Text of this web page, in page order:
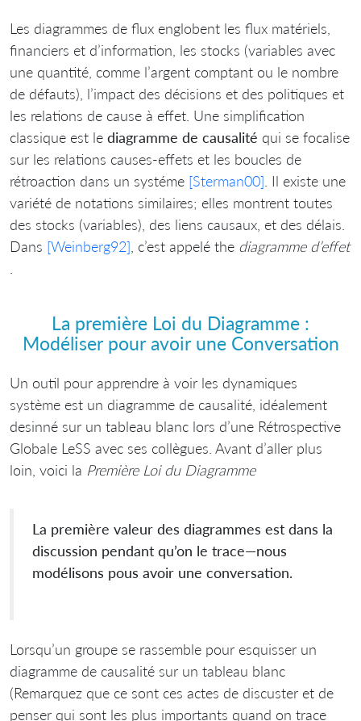
Les diagrammes de flux englobent les flux matériels,
financiers et d’information, les stocks (variables avec
une quantité, comme l’argent comptant ou le nombre
de défauts), l’impact des décisions et des politiques et
les relations de cause à effet. Une simplification
classique est le diagramme de causalité qui se focalise
sur les relations causes-effets et les boucles de
rétroaction dans un systéme [Sterman00] . Il existe une
variété de notations similaires; elles montrent toutes
des stocks (variables), des liens causaux, et des délais.
Dans [Weinberg92] , c’est appelé the diagramme d’effet
La première Loi du Diagramme :
Modéliser pour avoir une Conversation
Un outil pour apprendre à voir les dynamiques
système est un diagramme de causalité, idéalement
desinné sur un tableau blanc lors d’une Rétrospective
Globale LeSS avec ses collègues. Avant d’aller plus
loin, voici la Première Loi du Diagramme
La première valeur des diagrammes est dans la
discussion pendant qu’on le trace—nous
modélisons pous avoir une conversation.
Lorsqu’un groupe se rassemble pour esquisser un
diagramme de causalité sur un tableau blanc
(Remarquez que ce sont ces actes de discuster et de
penser qui sont les plus importants quand on trace